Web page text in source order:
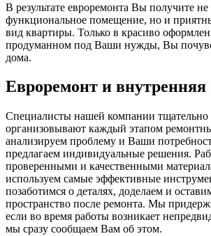
В результате евроремонта Вы получите не
функциональное помещение, но и
вид квартиры. Только в красиво
продуманном под Ваши нужды, Вы
дома.
Евроремонт и внутренняя
Специалисты нашей компании
организовывают каждый этапом
анализируем проблему и Ваши
предлагаем индивидуальные решения.
проверенными и качественными
используем самые эффективные
позаботимся о деталях, доделаем и
пространство после ремонта. Мы
если во время работы возникает
мы сразу сообщаем Вам об этом.